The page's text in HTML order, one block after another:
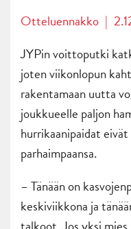
Otteluennakko |
JYPin voittoputki
joten viikonlopun
rakentamaan uutta
joukkueelle paljon
hurrikaanipaidat
parhaimpaansa.
– Tänään on
keskiviikkona ja